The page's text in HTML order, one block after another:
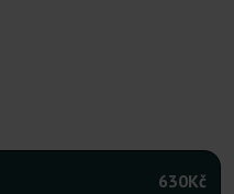
630Kč